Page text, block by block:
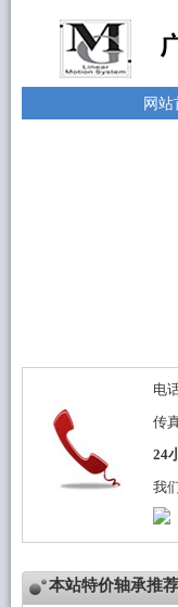
网站
电
传
24
我
本站特价轴承推荐